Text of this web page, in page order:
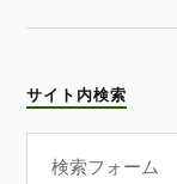
サイト内検索